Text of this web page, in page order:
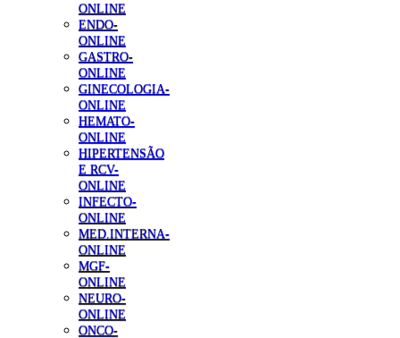
ONLINE
ENDO-
ONLINE
GASTRO-
ONLINE
GINECOLOGIA-
ONLINE
HEMATO-
ONLINE
HIPERTENSÃO
E RCV-
ONLINE
INFECTO-
ONLINE
MED.INTERNA-
ONLINE
MGF-
ONLINE
NEURO-
ONLINE
ONCO-